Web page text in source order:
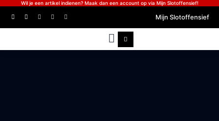
Wil je een artikel indienen? Maak dan een account op via Mijn Slotoffensief!
Mijn Slotoffensief